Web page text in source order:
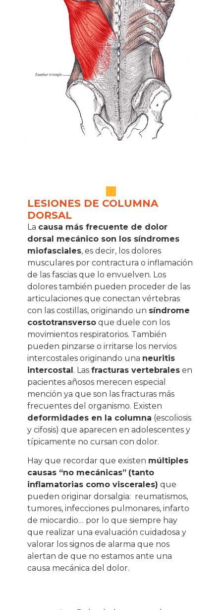
LESIONES DE COLUMNA
DORSAL
La causa más frecuente de dolor
dorsal mecánico son los síndromes
miofasciales, es decir, los dolores
musculares por contractura o inflamación
de las fascias que lo envuelven. Los
dolores también pueden proceder de las
articulaciones que conectan vértebras
con las costillas, originando un síndrome
costotransverso que duele con los
movimientos respiratorios. También
pueden pinzarse o irritarse los nervios
intercostales originando una neuritis
intercostal. Las fracturas vertebrales en
pacientes añosos merecen especial
mención ya que son las fracturas más
frecuentes del organismo. Existen
deformidades en la columna (escoliosis
y cifosis) que aparecen en adolescentes y
típicamente no cursan con dolor.
Hay que recordar que existen múltiples
causas “no mecánicas” (tanto
inflamatorias como viscerales) que
pueden originar dorsalgia: reumatismos,
tumores, infecciones pulmonares, infarto
de miocardio… por lo que siempre hay
que realizar una evaluación cuidadosa y
valorar los signos de alarma que nos
alertan de que no estamos ante una
causa mecánica del dolor.